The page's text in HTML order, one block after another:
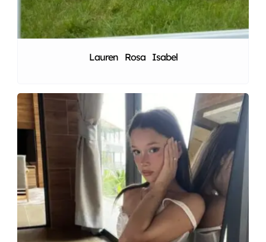
Lauren Rosa Isabel